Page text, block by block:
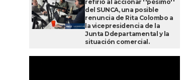
refirió al accionar ''pésimo''
del SUNCA, una posible
renuncia de Rita Colombo a
la vicepresidencia de la
Junta Ddepartamental y la
situación comercial.